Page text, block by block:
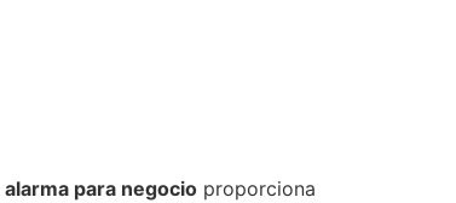
alarma para negocio proporciona